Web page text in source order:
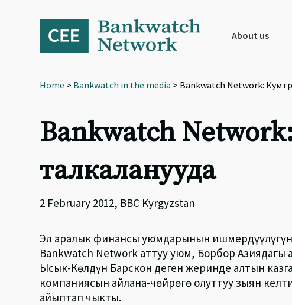
navigation
About us
Home > Bankwatch in the media > Bankwatch Network:
Bankwatch Network:
талкаланууда
2 February 2012, BBC Kyrgyzstan
Эл аралык финансы уюмдарынын
Bankwatch Network аттуу уюм, Борбор Азиядагы
Ысык-Көлдүн Барскон деген жеринде алтын
компаниясын айлана-чөйрөгө олуттуу зыян
айыптап чыкты.